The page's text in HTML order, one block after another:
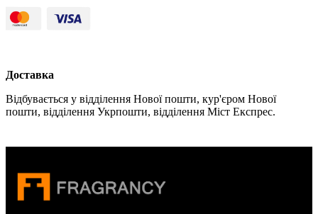
Доставка
Відбувається у відділення Нової пошти, кур'єром Нової
пошти, відділення Укрпошти, відділення Міст Експрес.